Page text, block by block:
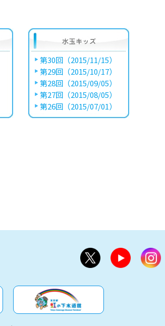
第30回（2015/11/15）
第29回（2015/10/17）
第28回（2015/09/05）
第27回（2015/08/05）
第26回（2015/07/01）